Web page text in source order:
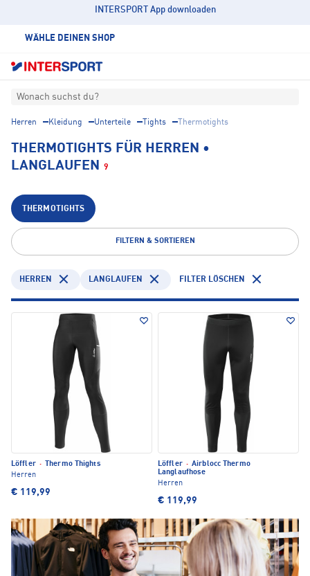
INTERSPORT App downloaden
WÄHLE DEINEN SHOP
Wonach suchst du?
Herren Kleidung Unterteile Tights Thermotights
THERMOTIGHTS FÜR HERREN •
LANGLAUFEN 9
THERMOTIGHTS
FILTERN & SORTIEREN
HERREN LANGLAUFEN FILTER LÖSCHEN
Löffler ·
Thermo Thights
Herren
€ 119,99
Löffler · Airblocc Thermo
Langlaufhose
Herren
€ 119,99